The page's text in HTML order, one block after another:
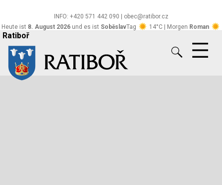
INFO: +420 571 442 090 | obec@ratibor.cz
Heute ist 8. August 2026 und es ist SoběslavTag 14°C | Morgen Roman
CS EN
Ratiboř